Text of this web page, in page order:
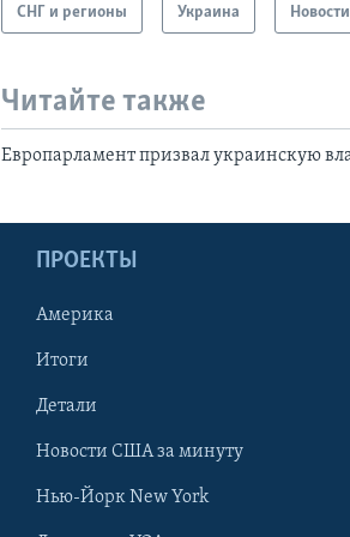
СНГ и регионы Украина Новости
Читайте также
Европарламент призвал украинскую
ПРОЕКТЫ
Америка
Итоги
Детали
Новости США за минуту
Нью-Йорк New York